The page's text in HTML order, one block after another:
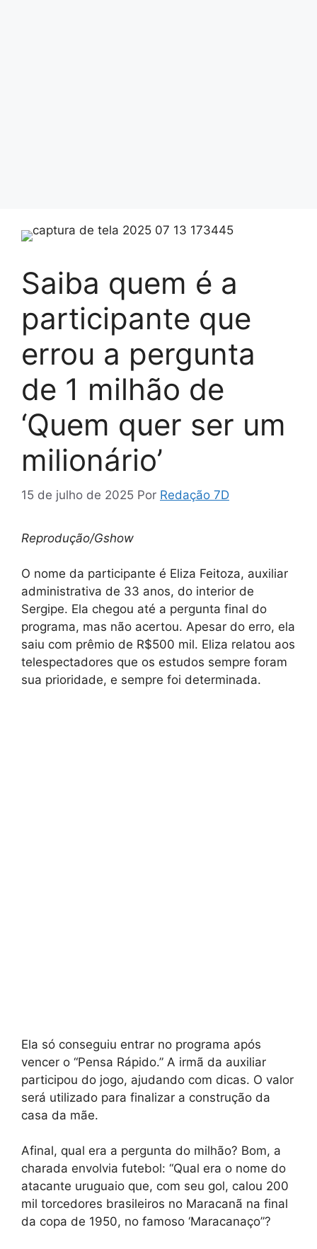
Saiba quem é a
participante que
errou a pergunta
de 1 milhão de
‘Quem quer ser um
milionário’
15 de julho de 2025 Por Redação 7D
Reprodução/Gshow
O nome da participante é Eliza Feitoza, auxiliar
administrativa de 33 anos, do interior de
Sergipe. Ela chegou até a pergunta final do
programa, mas não acertou. Apesar do erro, ela
saiu com prêmio de R$500 mil. Eliza relatou aos
telespectadores que os estudos sempre foram
sua prioridade, e sempre foi determinada.
Ela só conseguiu entrar no programa após
vencer o “Pensa Rápido.” A irmã da auxiliar
participou do jogo, ajudando com dicas. O valor
será utilizado para finalizar a construção da
casa da mãe.
Afinal, qual era a pergunta do milhão? Bom, a
charada envolvia futebol: “Qual era o nome do
atacante uruguaio que, com seu gol, calou 200
mil torcedores brasileiros no Maracanã na final
da copa de 1950, no famoso ‘Maracanaço”?